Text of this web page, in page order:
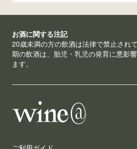
お酒に関する注記
20歳未満の方の飲酒は法律で禁止され
期の飲酒は、胎児・乳児の発育に悪影
ます。